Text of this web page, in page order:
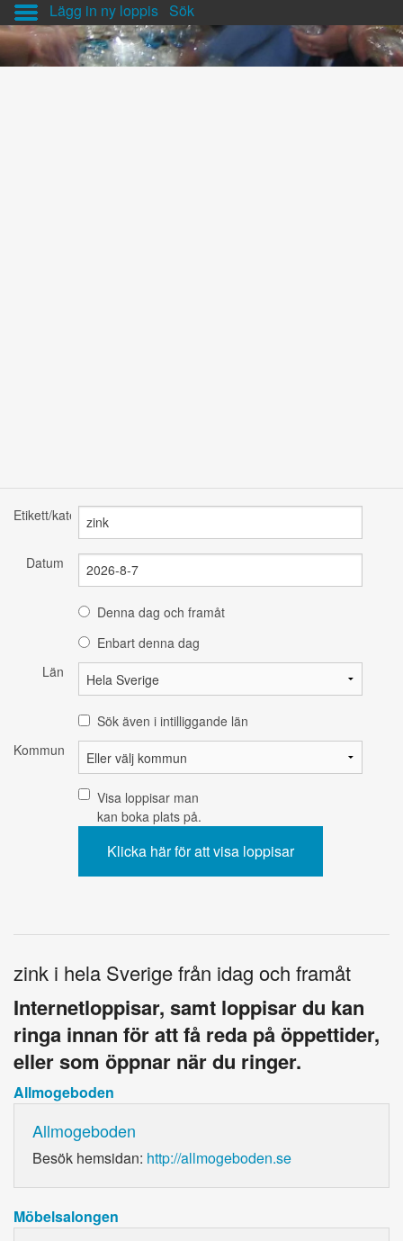
Lägg in ny loppis Sök
Etikett/kategori
Datum
Denna dag och framåt
Enbart denna dag
Län
Sök även i intilliggande län
Kommun
Visa loppisar man
kan boka plats på.
zink i hela Sverige från idag och framåt
Internetloppisar, samt loppisar du kan
ringa innan för att få reda på öppettider,
eller som öppnar när du ringer.
Allmogeboden
Allmogeboden
Besök hemsidan: http://allmogeboden.se
Möbelsalongen